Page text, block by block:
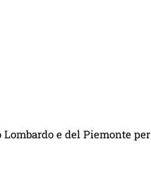
e del Piemonte